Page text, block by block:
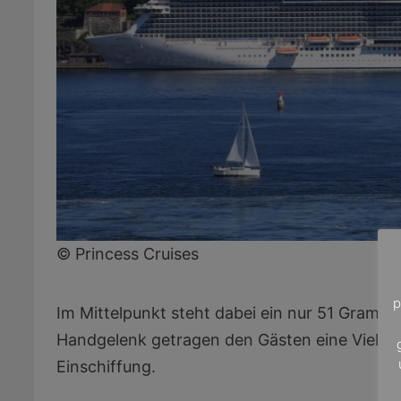
© Princess Cruises
Im Mittelpunkt steht dabei ein nur 51
Handgelenk getragen den Gästen eine
Einschiffung.